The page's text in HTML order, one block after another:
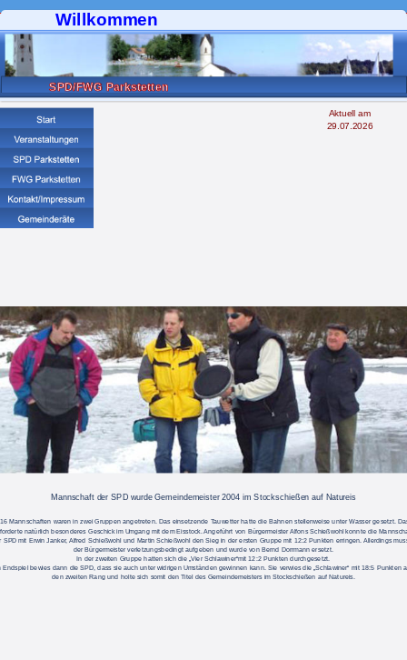
SPD/FWG Parkstetten
Willkommen
Mannschaft der SPD wurde Gemeindemeister 2004 im Stockschießen auf Natureis
16 Mannschaften waren in zwei Gruppen angetreten. Das einsetzende Tauwetter hatte die Bahnen stellenweise unter Wasser gesetzt.
natürlich besonderes Geschick im Umgang mit dem Eisstock. Angeführt von Bürgermeister Alfons Schießwohl konnte die
SPD mit Erwin Janker, Alfred Schießwohl und Martin Schießwohl den Sieg in der ersten Gruppe mit 12:2 Punkten erringen. Allerdings
der Bürgermeister verletzungsbedingt aufgeben und wurde von Bernd Dorrmann ersetzt.
In der zweiten Gruppe hatten sich die „Vier Schlawiner“mit 12:2 Punkten durchgesetzt.
Endspiel bewies dann die SPD, dass sie auch unter widrigen Umständen gewinnen kann. Sie verwies die „Schlawiner“ mit 18:5 Punkten
den zweiten Rang und holte sich somit den Titel des Gemeindemeisters im Stockschießen auf Natureis.
Aktuell am
29.07.2026